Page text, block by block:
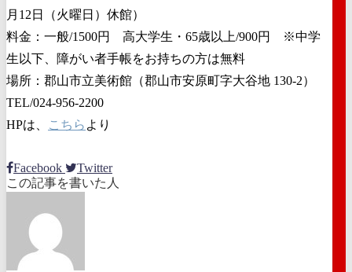
月12日（火曜日）休館）
料金：一般/1500円 高大学生・65歳以上/900円 ※中学
生以下、障がい者手帳をお持ちの方は無料
場所：郡山市立美術館（郡山市安原町字大谷地 130-2）
TEL/024-956-2200
HPは、
こちら より
Facebook
Twitter
この記事を書いた人